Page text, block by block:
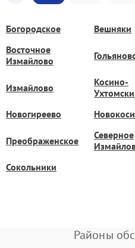
Богородское Вешняки
Восточное
Измайлово
Измайлово
Косино-
Новогиреево
Преображенское
Северное
Сокольники
Районы